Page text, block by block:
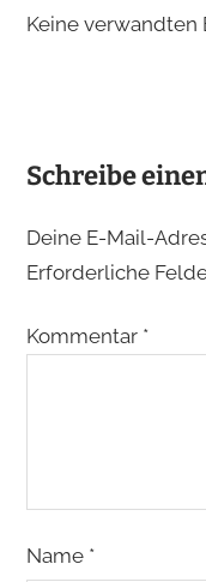
Keine verwandten
Schreibe
Deine E-Mail-
Erforderliche
Kommentar *
Name *